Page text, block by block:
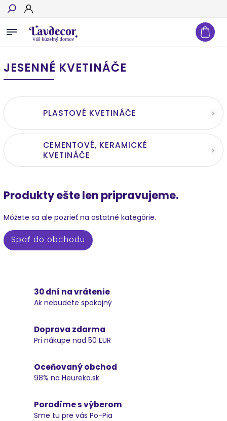
Hľadať
JESENNÉ KVETINÁČE
PLASTOVÉ KVETINÁČE
CEMENTOVÉ, KERAMICKÉ
KVETINÁČE
Produkty ešte len pripravujeme.
Môžete sa ale pozrieť na ostatné kategórie.
Späť do obchodu
30 dní na vrátenie
Ak nebudete spokojný
Doprava zdarma
Pri nákupe nad 50 EUR
Oceňovaný obchod
98% na Heureka.sk
Poradíme s výberom
Sme tu pre vás Po-Pia